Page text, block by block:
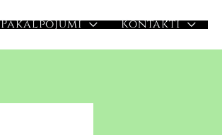
Pakalpojumi Kontakti